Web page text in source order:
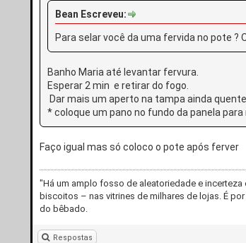
Bean Escreveu:
Para selar você da uma fervida no pote ?
Banho Maria até levantar fervura.
Esperar 2 min e retirar do fogo.
Dar mais um aperto na tampa ainda quente.
* coloque um pano no fundo da panela para
Faço igual mas só coloco o pote após ferver
"Há um amplo fosso de aleatoriedade e
biscoitos – nas vitrines de milhares de lojas. É
do bêbado.
Respostas